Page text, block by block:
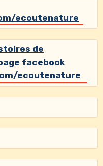
ecoutenature
de
facebook
ecoutenature